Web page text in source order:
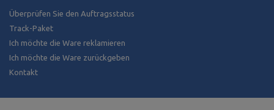
Überprüfen Sie den Auftragsstatus
Track-Paket
Ich möchte die Ware reklamieren
Ich möchte die Ware zurückgeben
Kontakt